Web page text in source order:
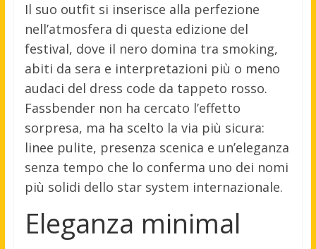
Il suo outfit si inserisce alla perfezione
nell’atmosfera di questa edizione del
festival, dove il nero domina tra smoking,
abiti da sera e interpretazioni più o meno
audaci del dress code da tappeto rosso.
Fassbender non ha cercato l’effetto
sorpresa, ma ha scelto la via più sicura:
linee pulite, presenza scenica e un’eleganza
senza tempo che lo conferma uno dei nomi
più solidi dello star system internazionale.
Eleganza minimal